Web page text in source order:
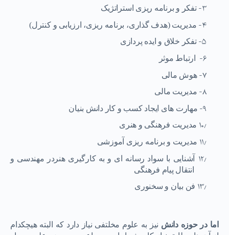
۳- تفکر و برنامه ریزی استراتژیک
۴- مدیریت (هدف گذاری، برنامه ریزی، ارزیابی و کنترل)
۵- تفکر خلاق و ایده پردازی
۶- ارتباط موثر
۷- هوش مالی
۸- مدیریت مالی
۹- مهارت های ایجاد کسب و کار دانش بنیان
۱۰٫ مدیریت فرهنگی و هنری
۱۱٫ مدیریت و برنامه ریزی آموزشی
۱۲٫
آشنایی با سواد رسانه ای و به کارگیری هنردر مهندسی و
انتقال پیام فرهنگی
۱۳٫ فن بیان و سخنوری
اما در حوزه دانش نیز به علوم مخلتفی نیاز دارد که البته هیچکدام